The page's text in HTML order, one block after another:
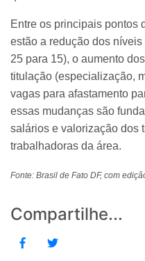
Entre os principais pontos
estão a redução dos
25 para 15), o aumento
titulação (especialização,
vagas para afastamento
essas mudanças são
salários e valorização dos
trabalhadoras da área.
Fonte: Brasil de Fato DF, com
Compartilhe...